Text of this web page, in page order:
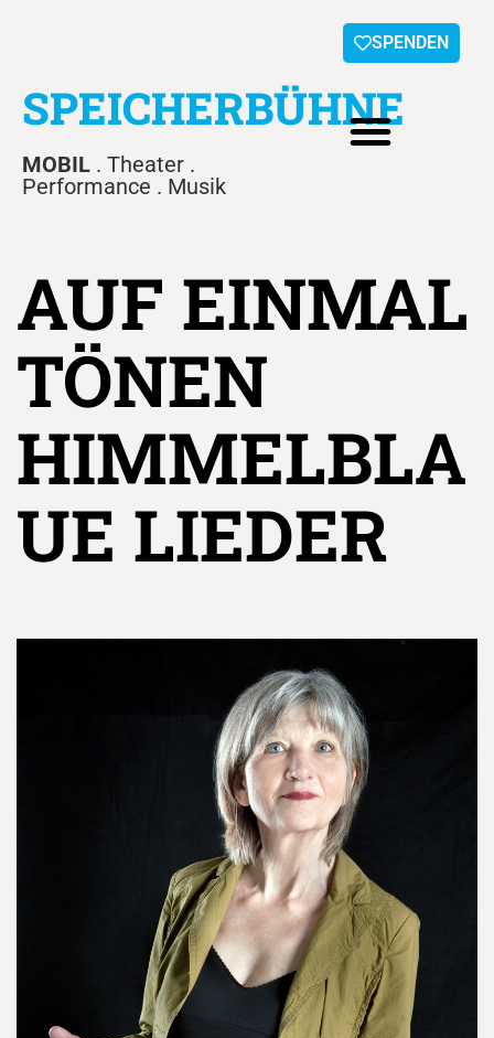
SPENDEN
SPEICHERBÜHNE
MOBIL . Theater .
Performance . Musik
AUF EINMAL
TÖNEN
HIMMELBLA
UE LIEDER